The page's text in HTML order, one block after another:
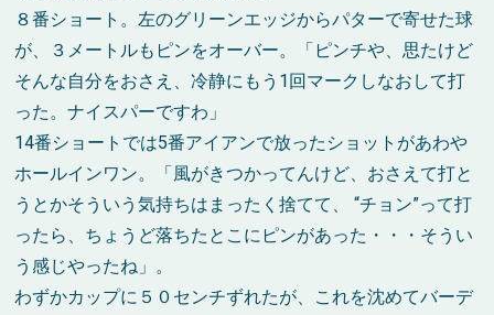
８番ショート。左のグリーンエッジからパターで寄せた球
が、３メートルもピンをオーバー。「ピンチや、思たけど
そんな自分をおさえ、冷静にもう1回マークしなおして打
った。ナイスパーですわ」
14番ショートでは5番アイアンで放ったショットがあわや
ホールインワン。「風がきつかってんけど、おさえて打と
うとかそういう気持ちはまったく捨てて、 “チョン”って打
ったら、ちょうど落ちたとこにピンがあった・・・そうい
う感じやったね」。
わずかカップに５０センチずれたが、これを沈めてバーデ